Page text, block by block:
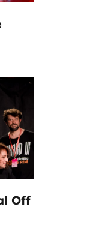
Off